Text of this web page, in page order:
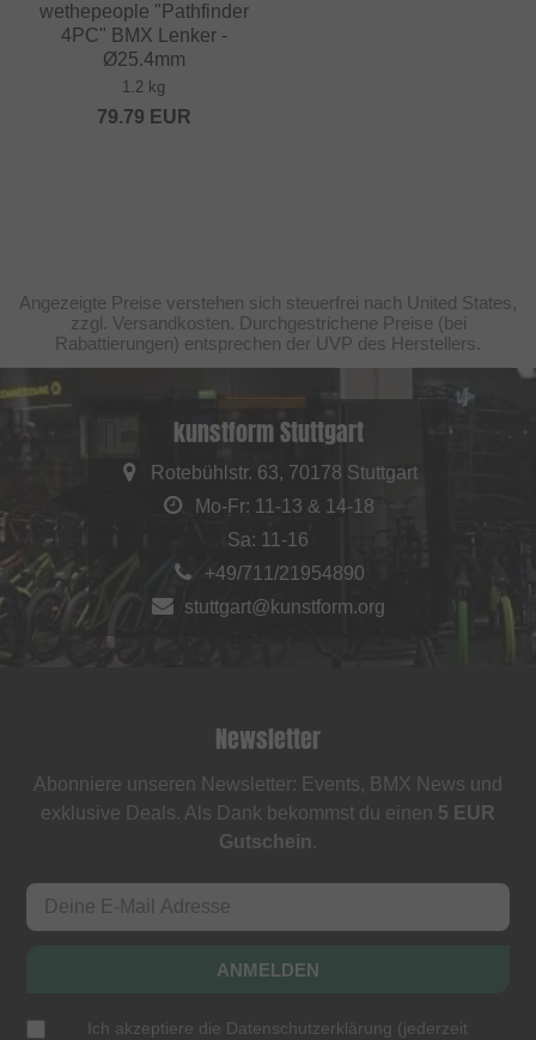
wethepeople "Pathfinder
4PC" BMX Lenker -
Ø25.4mm
1.2 kg
79.79 EUR
Angezeigte Preise verstehen sich steuerfrei nach United States,
zzgl. Versandkosten. Durchgestrichene Preise (bei
Rabattierungen) entsprechen der UVP des Herstellers.
kunstform Stuttgart
Rotebühlstr. 63, 70178 Stuttgart
Mo-Fr: 11-13 & 14-18
Sa: 11-16
+49/711/21954890
stuttgart@kunstform.org
Newsletter
Abonniere unseren Newsletter: Events, BMX News und
exklusive Deals. Als Dank bekommst du einen 5 EUR
Gutschein.
ANMELDEN
Ich akzeptiere die Datenschutzerklärung (jederzeit